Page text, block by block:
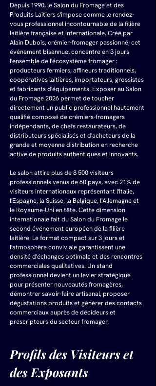
Depuis 1990, le Salon du Fromage et des
Produits Laitiers s'impose comme le rendez-
vous professionnel incontournable de la filière
laitière française et internationale. Créé par
Alain Dubois, crémier-fromager passionné, cet
événement bisannuel concentre en 3 jours
l'ensemble de l'écosystème fromager :
producteurs fermiers, affineurs traditionnels,
coopératives laitières, importateurs, grossistes
et fabricants d'équipements. Exposer au Salon
du Fromage 2026 permet de toucher
directement un public professionnel hautement
qualifié composé de crémiers-fromagers
indépendants, de chefs restaurateurs, de
distributeurs spécialisés et d'acheteurs de la
grande et moyenne distribution en recherche
active de produits authentiques et innovants.
Le salon attire plus de 8 500 visiteurs
professionnels venus de 60 pays, avec 21% de
visiteurs internationaux représentant l'Italie,
l'Espagne, la Suisse, la Belgique, l'Allemagne et
le Royaume-Uni en tête. Cette dimension
internationale fait du Salon du Fromage le
second événement européen de la filière
laitière. Le format compact sur 3 jours et
l'atmosphère conviviale garantissent une
densité d'échanges optimale et des rencontres
commerciales qualitatives. Un stand
professionnel devient un levier stratégique
pour présenter nouveautés fromagères,
démontrer savoir-faire artisanal, proposer
dégustations produits et générer des contacts
commerciaux auprès de décideurs et
prescripteurs du secteur fromager.
Profils des Visiteurs et
des Exposants